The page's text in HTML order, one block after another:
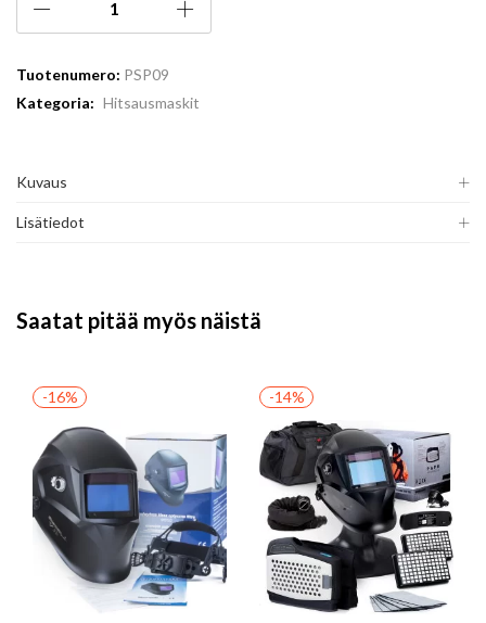
Tuotenumero: PSP09
Kategoria: Hitsausmaskit
Kuvaus
Lisätiedot
Saatat pitää myös näistä
-16% -14%